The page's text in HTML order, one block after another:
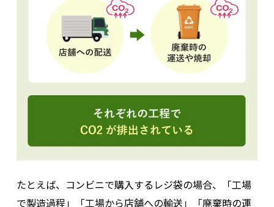
たとえば、コンビニで購入するレジ袋の場合、「工場
で製造過程」「工場から店舗への輸送」「廃棄時の運